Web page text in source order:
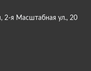
2-я Масштабная ул., 20